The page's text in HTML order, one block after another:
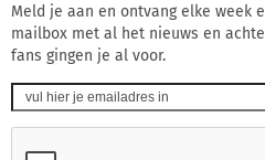
Meld je aan en ontvang elke week
mailbox met al het nieuws en
fans gingen je al voor.